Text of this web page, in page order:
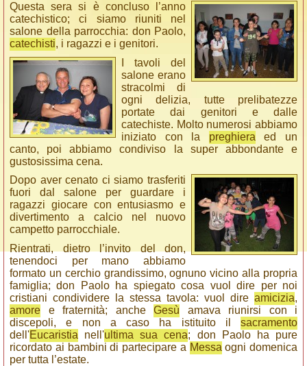
Questa sera si è concluso l’anno
catechistico; ci siamo riuniti nel
salone della parrocchia: don Paolo,
catechisti, i ragazzi e i genitori.
I tavoli del
salone erano
stracolmi di
ogni delizia, tutte prelibatezze
portate dai genitori e dalle
catechiste. Molto numerosi abbiamo
iniziato con la preghiera ed un
canto, poi abbiamo condiviso la super abbondante e
gustosissima cena.
Dopo aver cenato ci siamo trasferiti
fuori dal salone per guardare i
ragazzi giocare con entusiasmo e
divertimento a calcio nel nuovo
campetto parrocchiale.
Rientrati, dietro l’invito del don,
tenendoci per mano abbiamo
formato un cerchio grandissimo, ognuno vicino alla propria
famiglia; don Paolo ha spiegato cosa vuol dire per noi
cristiani condividere la stessa tavola: vuol dire amicizia,
amore e fraternità; anche Gesù amava riunirsi con i
discepoli, e non a caso ha istituito il sacramento
dell'Eucaristia nell'ultima sua cena; don Paolo ha pure
ricordato ai bambini di partecipare a Messa ogni domenica
per tutta l’estate.